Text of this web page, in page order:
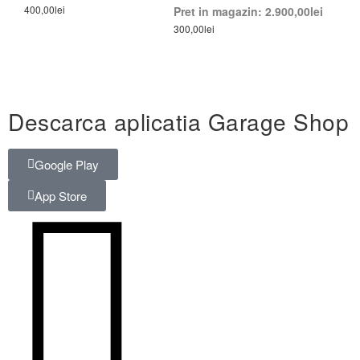
400,00lei Pret in magazin:2.900,00lei
300,00lei
Descarca aplicatia Garage Shop
Google Play
App Store